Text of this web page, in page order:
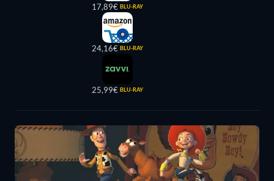
17,89€ BLU-RAY
24,16€ BLU-RAY
25,99€ BLU-RAY